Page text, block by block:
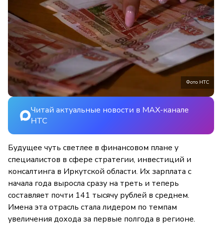
Фото НТС
Читай актуальные новости в MAX-канале
НТС
Будущее чуть светлее в финансовом плане у
специалистов в сфере стратегии, инвестиций и
консалтинга в Иркутской области. Их зарплата с
начала года выросла сразу на треть и теперь
составляет почти 141 тысячу рублей в среднем.
Имена эта отрасль стала лидером по темпам
увеличения дохода за первые полгода в регионе.